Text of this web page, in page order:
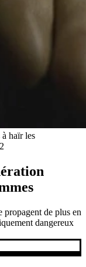
haïr les
propagent de plus en
dangereux